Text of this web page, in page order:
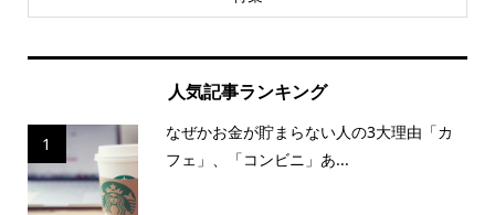
人気記事ランキング
1
なぜかお金が貯まらない人の3大理由「カ
フェ」、「コンビニ」あ...